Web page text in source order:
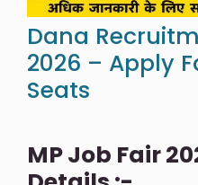
Dana
2026 – Apply
Seats
MP Job Fair